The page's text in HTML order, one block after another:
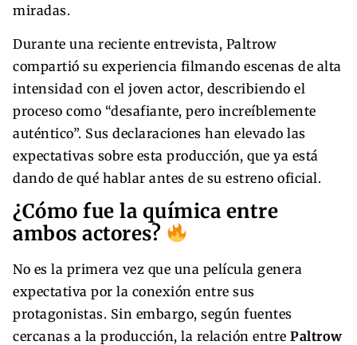
miradas.
Durante una reciente entrevista, Paltrow
compartió su experiencia filmando escenas de alta
intensidad con el joven actor, describiendo el
proceso como “desafiante, pero increíblemente
auténtico”. Sus declaraciones han elevado las
expectativas sobre esta producción, que ya está
dando de qué hablar antes de su estreno oficial.
¿Cómo fue la química entre
ambos actores?
No es la primera vez que una película genera
expectativa por la conexión entre sus
protagonistas. Sin embargo, según fuentes
cercanas a la producción, la relación entre Paltrow